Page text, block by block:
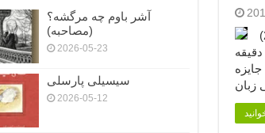
پسر شائول (۲۰۱۵) (2015) Son of Saul کارگردان: لاسلو نمش نویسنده: لاسلو نمش / کلارا
رویر تهیه‌کننده: گبور سیپوس / گبور راینا ژانر: درام / ملودرام محصول: مجارستان مدت: ۱۰۷ دقیقه
فیلم کن در سال ۲۰۱۵ ۲) برنده جایزه
آشر باوم چه مرگشه؟
(مصاحبه)
2026-05-23
سیسیلی پارسلی
2026-05-12